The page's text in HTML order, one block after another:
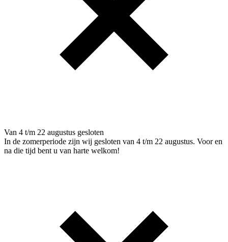
Van 4 t/m 22 augustus gesloten
In de zomerperiode zijn wij gesloten van 4 t/m 22 augustus. Voor en
na die tijd bent u van harte welkom!